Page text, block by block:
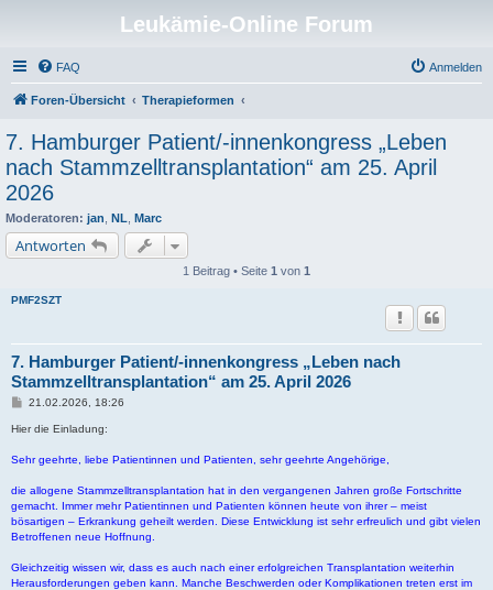
Leukämie-Online Forum
FAQ Anmelden
Foren-Übersicht Therapieformen
7. Hamburger Patient/-innenkongress „Leben
nach Stammzelltransplantation“ am 25. April
2026
Moderatoren: jan NL Marc
Antworten
1 Beitrag • Seite 1 von 1
PMF2SZT
7. Hamburger Patient/-innenkongress „Leben nach
Stammzelltransplantation“ am 25. April 2026
B
i
r
a
21.02.2026, 18:26
Hier die Einladung:
Sehr geehrte, liebe Patientinnen und Patienten, sehr geehrte Angehörige,
die allogene Stammzelltransplantation hat in den vergangenen Jahren große Fortschritte
gemacht. Immer mehr Patientinnen und Patienten können heute von ihrer – meist
bösartigen – Erkrankung geheilt werden. Diese Entwicklung ist sehr erfreulich und gibt vielen
Betroffenen neue Hoffnung.
Gleichzeitig wissen wir, dass es auch nach einer erfolgreichen Transplantation weiterhin
Herausforderungen geben kann. Manche Beschwerden oder Komplikationen treten erst im